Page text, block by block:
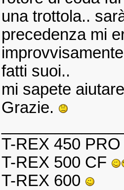
una trottola..
precedenza mi
fatti suoi..
mi sapete
Grazie.
T-REX 450
T-REX 500 CF
T-REX 600